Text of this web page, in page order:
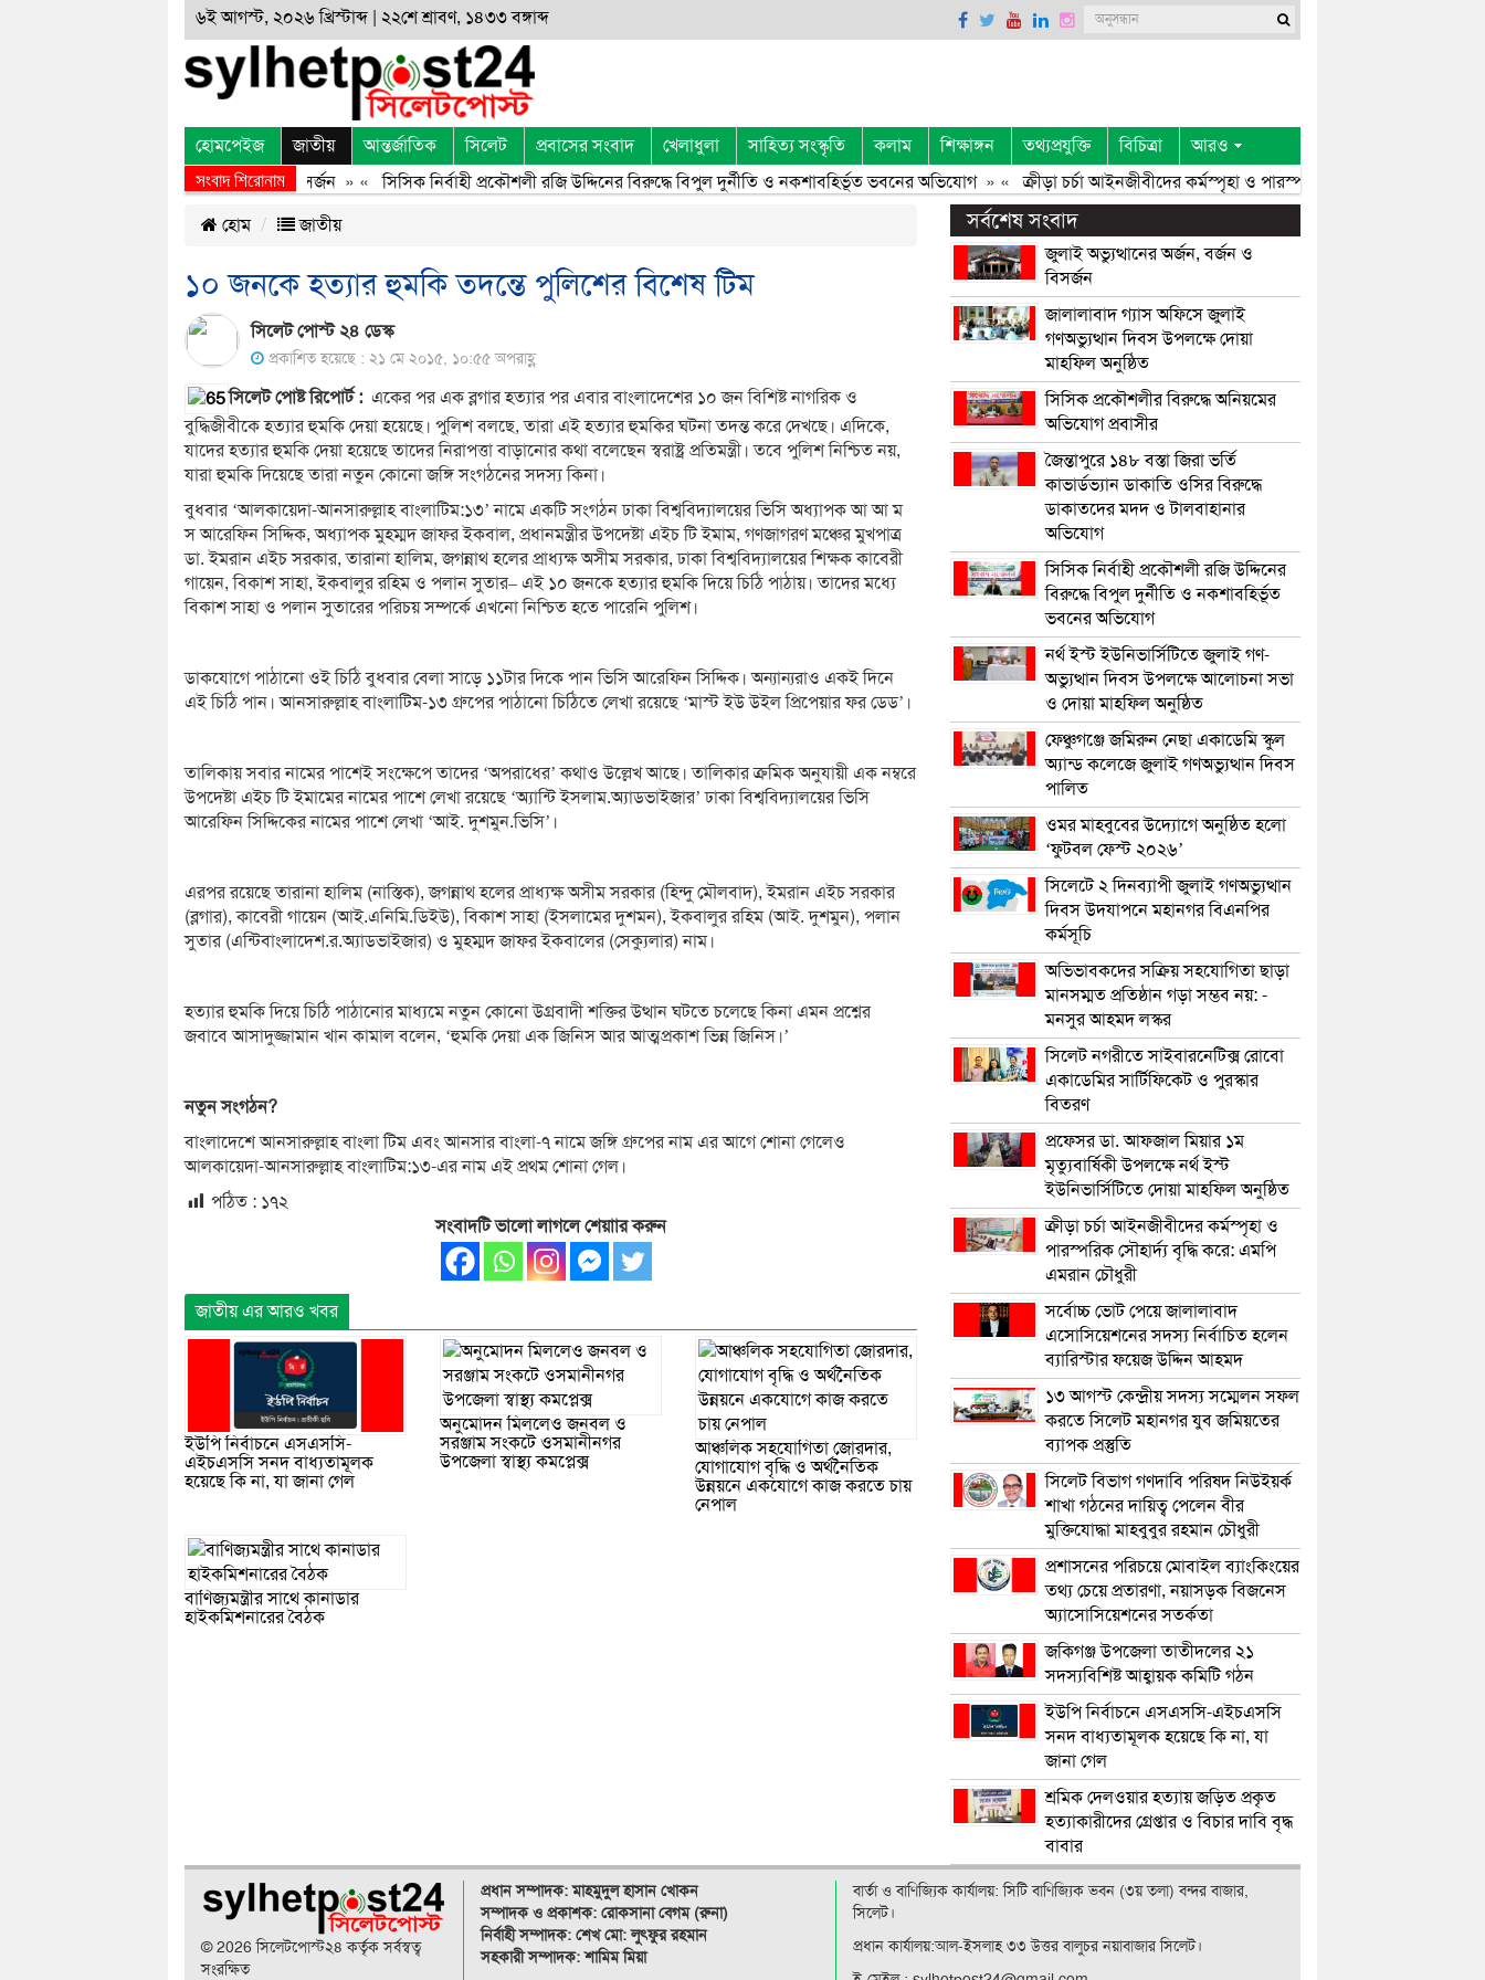
৬ই আগস্ট, ২০২৬ খ্রিস্টাব্দ | ২২শে শ্রাবণ, ১৪৩৩ বঙ্গাব্দ
হোমপেইজ জাতীয় আন্তর্জাতিক সিলেট প্রবাসের সংবাদ খেলাধুলা সাহিত্য সংস্কৃতি কলাম শিক্ষাঙ্গন তথ্যপ্রযুক্তি বিচিত্রা আরও
সংবাদ শিরোনাম
জুলাই অভ্যুত্থানের অর্জন, বর্জন ও বিসর্জন» « সিসিক নির্বাহী প্রকৌশলী রজি উদ্দিনের বিরুদ্ধে বিপুল দুর্নীতি ও নকশাবহির্ভূত ভবনের অভিযোগ» « ক্রীড়া চর্চা আইনজীবীদের কর্মস্পৃহা ও পারস্পরিক সৌহার্দ্য বৃদ্ধি করে: এমপি
হোম
জাতীয়
১০ জনকে হত্যার হুমকি তদন্তে পুলিশের বিশেষ টিম
সিলেট পোস্ট ২৪ ডেস্ক
প্রকাশিত হয়েছে : ২১ মে ২০১৫, ১০:৫৫ অপরাহ্ণ
সিলেট পোষ্ট রিপোর্ট : একের পর এক ব্লগার হত্যার পর এবার বাংলাদেশের ১০ জন বিশিষ্ট নাগরিক ও
বুদ্ধিজীবীকে হত্যার হুমকি দেয়া হয়েছে। পুলিশ বলছে, তারা এই হত্যার হুমকির ঘটনা তদন্ত করে দেখছে। এদিকে,
যাদের হত্যার হুমকি দেয়া হয়েছে তাদের নিরাপত্তা বাড়ানোর কথা বলেছেন স্বরাষ্ট্র প্রতিমন্ত্রী। তবে পুলিশ নিশ্চিত নয়,
যারা হুমকি দিয়েছে তারা নতুন কোনো জঙ্গি সংগঠনের সদস্য কিনা।
বুধবার ‘আলকায়েদা-আনসারুল্লাহ বাংলাটিম:১৩’ নামে একটি সংগঠন ঢাকা বিশ্ববিদ্যালয়ের ভিসি অধ্যাপক আ আ ম
স আরেফিন সিদ্দিক, অধ্যাপক মুহম্মদ জাফর ইকবাল, প্রধানমন্ত্রীর উপদেষ্টা এইচ টি ইমাম, গণজাগরণ মঞ্চের মুখপাত্র
ডা. ইমরান এইচ সরকার, তারানা হালিম, জগন্নাথ হলের প্রাধ্যক্ষ অসীম সরকার, ঢাকা বিশ্ববিদ্যালয়ের শিক্ষক কাবেরী
গায়েন, বিকাশ সাহা, ইকবালুর রহিম ও পলান সুতার– এই ১০ জনকে হত্যার হুমকি দিয়ে চিঠি পাঠায়। তাদের মধ্যে
বিকাশ সাহা ও পলান সুতারের পরিচয় সম্পর্কে এখনো নিশ্চিত হতে পারেনি পুলিশ।
ডাকযোগে পাঠানো ওই চিঠি বুধবার বেলা সাড়ে ১১টার দিকে পান ভিসি আরেফিন সিদ্দিক। অন্যান্যরাও একই দিনে
এই চিঠি পান। আনসারুল্লাহ বাংলাটিম-১৩ গ্রুপের পাঠানো চিঠিতে লেখা রয়েছে ‘মাস্ট ইউ উইল প্রিপেয়ার ফর ডেড’।
তালিকায় সবার নামের পাশেই সংক্ষেপে তাদের ‘অপরাধের’ কথাও উল্লেখ আছে। তালিকার ক্রমিক অনুযায়ী এক নম্বরে
উপদেষ্টা এইচ টি ইমামের নামের পাশে লেখা রয়েছে ‘অ্যান্টি ইসলাম.অ্যাডভাইজার’ ঢাকা বিশ্ববিদ্যালয়ের ভিসি
আরেফিন সিদ্দিকের নামের পাশে লেখা ‘আই. দুশমুন.ভিসি’।
এরপর রয়েছে তারানা হালিম (নাস্তিক), জগন্নাথ হলের প্রাধ্যক্ষ অসীম সরকার (হিন্দু মৌলবাদ), ইমরান এইচ সরকার
(ব্লগার), কাবেরী গায়েন (আই.এনিমি.ডিইউ), বিকাশ সাহা (ইসলামের দুশমন), ইকবালুর রহিম (আই. দুশমুন), পলান
সুতার (এন্টিবাংলাদেশ.র.অ্যাডভাইজার) ও মুহম্মদ জাফর ইকবালের (সেক্যুলার) নাম।
হত্যার হুমকি দিয়ে চিঠি পাঠানোর মাধ্যমে নতুন কোনো উগ্রবাদী শক্তির উত্থান ঘটতে চলেছে কিনা এমন প্রশ্নের
জবাবে আসাদুজ্জামান খান কামাল বলেন, ‘হুমকি দেয়া এক জিনিস আর আত্মপ্রকাশ ভিন্ন জিনিস।’
নতুন সংগঠন?
বাংলাদেশে আনসারুল্লাহ বাংলা টিম এবং আনসার বাংলা-৭ নামে জঙ্গি গ্রুপের নাম এর আগে শোনা গেলেও
আলকায়েদা-আনসারুল্লাহ বাংলাটিম:১৩-এর নাম এই প্রথম শোনা গেল।
পঠিত : ১৭২
সংবাদটি ভালো লাগলে শেয়াার করুন
জাতীয় এর আরও খবর
ইউপি নির্বাচনে এসএসসি-
এইচএসসি সনদ বাধ্যতামূলক
হয়েছে কি না, যা জানা গেল
অনুমোদন মিললেও জনবল ও
সরঞ্জাম সংকটে ওসমানীনগর
উপজেলা স্বাস্থ্য কমপ্লেক্স
আঞ্চলিক সহযোগিতা জোরদার,
যোগাযোগ বৃদ্ধি ও অর্থনৈতিক
উন্নয়নে একযোগে কাজ করতে চায়
নেপাল
বাণিজ্যমন্ত্রীর সাথে কানাডার
হাইকমিশনারের বৈঠক
সর্বশেষ সংবাদ
জুলাই অভ্যুত্থানের অর্জন, বর্জন ও
বিসর্জন
জালালাবাদ গ্যাস অফিসে জুলাই
গণঅভ্যুত্থান দিবস উপলক্ষে দোয়া
মাহফিল অনুষ্ঠিত
সিসিক প্রকৌশলীর বিরুদ্ধে অনিয়মের
অভিযোগ প্রবাসীর
জৈন্তাপুরে ১৪৮ বস্তা জিরা ভর্তি
কাভার্ডভ্যান ডাকাতি ওসির বিরুদ্ধে
ডাকাতদের মদদ ও টালবাহানার
অভিযোগ
সিসিক নির্বাহী প্রকৌশলী রজি উদ্দিনের
বিরুদ্ধে বিপুল দুর্নীতি ও নকশাবহির্ভূত
ভবনের অভিযোগ
নর্থ ইস্ট ইউনিভার্সিটিতে জুলাই গণ-
অভ্যুত্থান দিবস উপলক্ষে আলোচনা সভা
ও দোয়া মাহফিল অনুষ্ঠিত
ফেঞ্চুগঞ্জে জমিরুন নেছা একাডেমি স্কুল
অ্যান্ড কলেজে জুলাই গণঅভ্যুত্থান দিবস
পালিত
ওমর মাহবুবের উদ্যোগে অনুষ্ঠিত হলো
‘ফুটবল ফেস্ট ২০২৬’
সিলেটে ২ দিনব্যাপী জুলাই গণঅভ্যুত্থান
দিবস উদযাপনে মহানগর বিএনপির
কর্মসূচি
অভিভাবকদের সক্রিয় সহযোগিতা ছাড়া
মানসম্মত প্রতিষ্ঠান গড়া সম্ভব নয়: -
মনসুর আহমদ লস্কর
সিলেট নগরীতে সাইবারনেটিক্স রোবো
একাডেমির সার্টিফিকেট ও পুরস্কার
বিতরণ
প্রফেসর ডা. আফজাল মিয়ার ১ম
মৃত্যুবার্ষিকী উপলক্ষে নর্থ ইস্ট
ইউনিভার্সিটিতে দোয়া মাহফিল অনুষ্ঠিত
ক্রীড়া চর্চা আইনজীবীদের কর্মস্পৃহা ও
পারস্পরিক সৌহার্দ্য বৃদ্ধি করে: এমপি
এমরান চৌধুরী
সর্বোচ্চ ভোট পেয়ে জালালাবাদ
এসোসিয়েশনের সদস্য নির্বাচিত হলেন
ব্যারিস্টার ফয়েজ উদ্দিন আহমদ
১৩ আগস্ট কেন্দ্রীয় সদস্য সম্মেলন সফল
করতে সিলেট মহানগর যুব জমিয়তের
ব্যাপক প্রস্তুতি
সিলেট বিভাগ গণদাবি পরিষদ নিউইয়র্ক
শাখা গঠনের দায়িত্ব পেলেন বীর
মুক্তিযোদ্ধা মাহবুবুর রহমান চৌধুরী
প্রশাসনের পরিচয়ে মোবাইল ব্যাংকিংয়ের
তথ্য চেয়ে প্রতারণা, নয়াসড়ক বিজনেস
অ্যাসোসিয়েশনের সতর্কতা
জকিগঞ্জ উপজেলা তাতীদলের ২১
সদস্যবিশিষ্ট আহ্বায়ক কমিটি গঠন
ইউপি নির্বাচনে এসএসসি-এইচএসসি
সনদ বাধ্যতামূলক হয়েছে কি না, যা
জানা গেল
শ্রমিক দেলওয়ার হত্যায় জড়িত প্রকৃত
হত্যাকারীদের গ্রেপ্তার ও বিচার দাবি বৃদ্ধ
বাবার
© 2026 সিলেটপোস্ট২৪ কর্তৃক সর্বস্বত্ব
সংরক্ষিত
প্রধান সম্পাদক: মাহমুদুল হাসান খোকন
সম্পাদক ও প্রকাশক: রোকসানা বেগম (রুনা)
নির্বাহী সম্পাদক: শেখ মো: লুৎফুর রহমান
সহকারী সম্পাদক: শামিম মিয়া
বার্তা ও বাণিজ্যিক কার্যালয়: সিটি বাণিজ‍্যিক ভবন (৩য় তলা) বন্দর বাজার,
সিলেট।
প্রধান কার্যালয়:আল-ইসলাহ ৩৩ উত্তর বালুচর নয়াবাজার সিলেট।